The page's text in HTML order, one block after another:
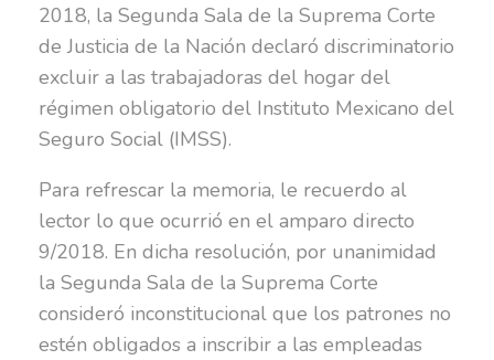
2018, la Segunda Sala de la Suprema Corte
de Justicia de la Nación declaró discriminatorio
excluir a las trabajadoras del hogar del
régimen obligatorio del Instituto Mexicano del
Seguro Social (IMSS).
Para refrescar la memoria, le recuerdo al
lector lo que ocurrió en el amparo directo
9/2018. En dicha resolución, por unanimidad
la Segunda Sala de la Suprema Corte
consideró inconstitucional que los patrones no
estén obligados a inscribir a las empleadas